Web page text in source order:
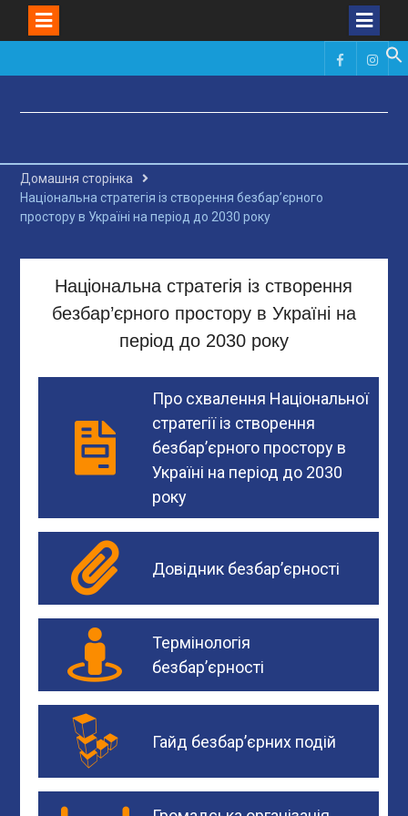
Домашня сторінка
Національна стратегія із створення безбар’єрного
простору в Україні на період до 2030 року
Національна стратегія із створення
безбар’єрного простору в Україні на
період до 2030 року
Про схвалення Національної
стратегії із створення
безбар’єрного простору в
Україні на період до 2030
року
Довідник безбар’єрності
Термінологія
безбар’єрності
Гайд безбар’єрних подій